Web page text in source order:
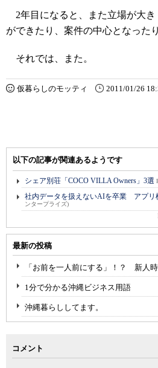
2年目になると、また立場が大
ができたり、案件の中心となった
それでは、また。
仮暮らしのモッティ 2011/01/26
以下の記事が関連あるようです
シェア別荘「COCO VILLA Owners」3選
社内データを扱えないAIを卒業 アプリ
ンタープライズ)
最新の投稿
「お前を一人前にする」！？ 新人
1分で分かる沖縄ビジネス用語
沖縄暮らししてます。
コメント